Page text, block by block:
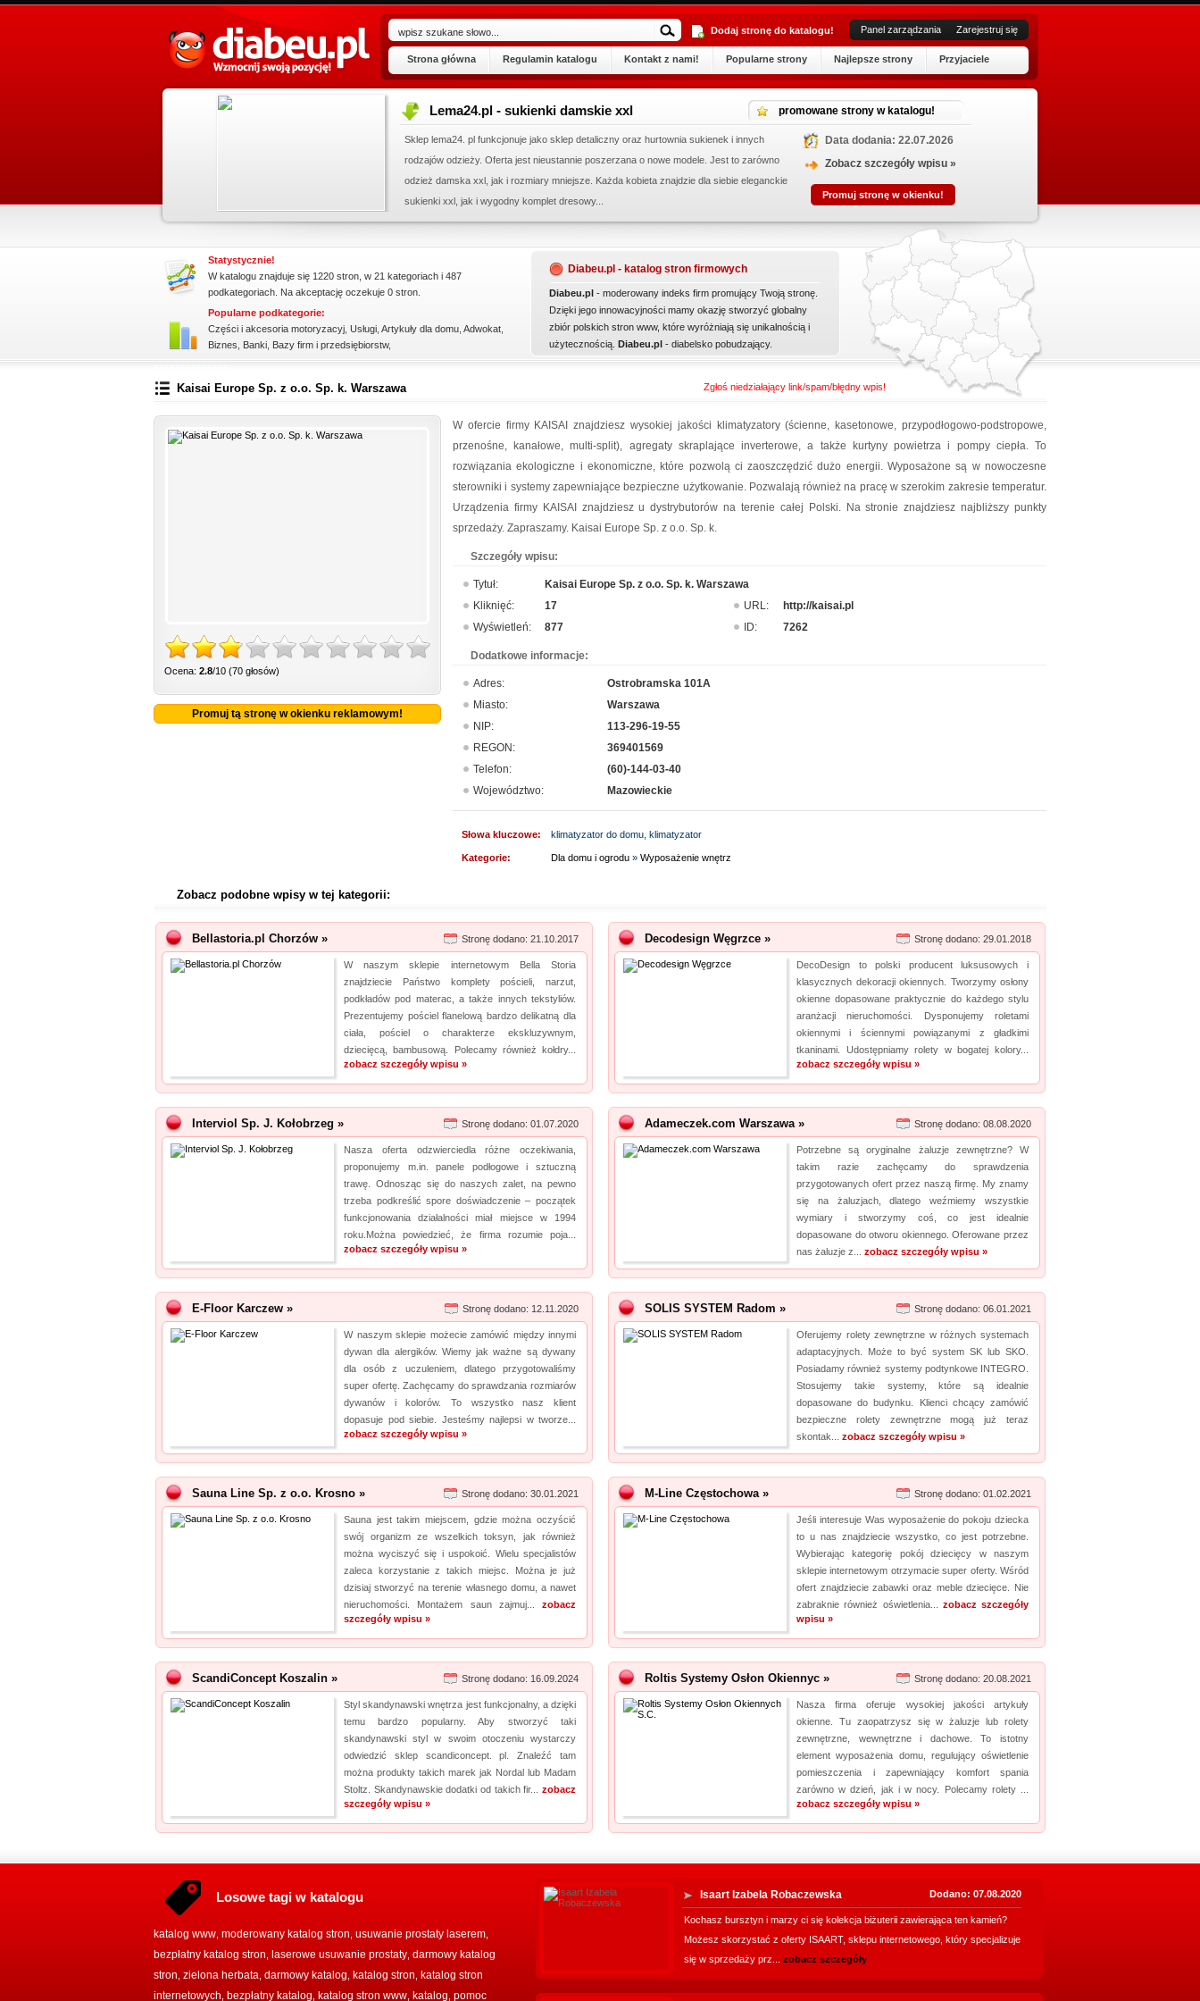
Dodaj stronę do katalogu! Panel zarządzania Zarejestruj się
Strona główna Regulamin katalogu Kontakt z nami! Popularne strony Najlepsze strony Przyjaciele
Lema24.pl - sukienki damskie xxl promowane strony w katalogu!
Sklep lema24. pl funkcjonuje jako sklep detaliczny oraz hurtownia sukienek i innych
rodzajów odzieży. Oferta jest nieustannie poszerzana o nowe modele. Jest to zarówno
odzież damska xxl, jak i rozmiary mniejsze. Każda kobieta znajdzie dla siebie eleganckie
sukienki xxl, jak i wygodny komplet dresowy...
Data dodania: 22.07.2026
Zobacz szczegóły wpisu »
Promuj stronę w okienku!
Diabeu.pl - katalog stron firmowych
Diabeu.pl - moderowany indeks firm promujący Twoją stronę.
Dzięki jego innowacyjności mamy okazję stworzyć globalny
zbiór polskich stron www, które wyróżniają się unikalnością i
użytecznością. Diabeu.pl - diabelsko pobudzający.
Statystycznie!
W katalogu znajduje się 1220 stron, w 21 kategoriach i 487
podkategoriach. Na akceptację oczekuje 0 stron.
Popularne podkategorie:
Części i akcesoria motoryzacyj Usługi Artykuły dla domu Adwokat
Biznes
Banki Bazy firm i przedsiębiorstw,
Kaisai Europe Sp. z o.o. Sp. k. Warszawa Zgłoś niedziałający link/spam/błędny wpis!
Ocena: 2.8/10 (70 głosów)
Promuj tą stronę w okienku reklamowym!
W ofercie firmy KAISAI znajdziesz wysokiej jakości klimatyzatory (ścienne, kasetonowe, przypodłogowo-podstropowe,
przenośne, kanałowe, multi-split), agregaty skraplające inverterowe, a także kurtyny powietrza i pompy ciepła. To
rozwiązania ekologiczne i ekonomiczne, które pozwolą ci zaoszczędzić dużo energii. Wyposażone są w nowoczesne
sterowniki i systemy zapewniające bezpieczne użytkowanie. Pozwalają również na pracę w szerokim zakresie temperatur.
Urządzenia firmy KAISAI znajdziesz u dystrybutorów na terenie całej Polski. Na stronie znajdziesz najbliższy punkty
sprzedaży. Zapraszamy. Kaisai Europe Sp. z o.o. Sp. k.
Szczegóły wpisu:
Tytuł:
Kaisai Europe Sp. z o.o. Sp. k. Warszawa
Kliknięć:
17 URL:
http://kaisai.pl
Wyświetleń:
877 ID: 7262
Dodatkowe informacje:
Adres:
Ostrobramska 101A
Miasto:
Warszawa
NIP:
113-296-19-55
REGON:
369401569
Telefon:
(60)-144-03-40
Województwo:
Mazowieckie
Słowa kluczowe: klimatyzator do domu, klimatyzator
Kategorie: Dla domu i ogrodu » Wyposażenie wnętrz
Zobacz podobne wpisy w tej kategorii:
Bellastoria.pl Chorzów » Stronę dodano: 21.10.2017
W naszym sklepie internetowym Bella Storia
znajdziecie Państwo komplety pościeli, narzut,
podkładów pod materac, a także innych tekstyliów.
Prezentujemy pościel flanelową bardzo delikatną dla
ciała, pościel o charakterze ekskluzywnym,
dziecięcą, bambusową. Polecamy również kołdry...
zobacz szczegóły wpisu »
Decodesign Węgrzce » Stronę dodano: 29.01.2018
DecoDesign to polski producent luksusowych i
klasycznych dekoracji okiennych. Tworzymy osłony
okienne dopasowane praktycznie do każdego stylu
aranżacji nieruchomości. Dysponujemy roletami
okiennymi i ściennymi powiązanymi z gładkimi
tkaninami. Udostępniamy rolety w bogatej kolory...
zobacz szczegóły wpisu »
Interviol Sp. J. Kołobrzeg » Stronę dodano: 01.07.2020
Nasza oferta odzwierciedla różne oczekiwania,
proponujemy m.in. panele podłogowe i sztuczną
trawę. Odnosząc się do naszych zalet, na pewno
trzeba podkreślić spore doświadczenie – początek
funkcjonowania działalności miał miejsce w 1994
roku.Można powiedzieć, że firma rozumie poja...
zobacz szczegóły wpisu »
Adameczek.com Warszawa » Stronę dodano: 08.08.2020
Potrzebne są oryginalne żaluzje zewnętrzne? W
takim razie zachęcamy do sprawdzenia
przygotowanych ofert przez naszą firmę. My znamy
się na żaluzjach, dlatego weźmiemy wszystkie
wymiary i stworzymy coś, co jest idealnie
dopasowane do otworu okiennego. Oferowane przez
nas żaluzje z... zobacz szczegóły wpisu »
E-Floor Karczew » Stronę dodano: 12.11.2020
W naszym sklepie możecie zamówić między innymi
dywan dla alergików. Wiemy jak ważne są dywany
dla osób z uczuleniem, dlatego przygotowaliśmy
super ofertę. Zachęcamy do sprawdzania rozmiarów
dywanów i kolorów. To wszystko nasz klient
dopasuje pod siebie. Jesteśmy najlepsi w tworze...
zobacz szczegóły wpisu »
SOLIS SYSTEM Radom » Stronę dodano: 06.01.2021
Oferujemy rolety zewnętrzne w różnych systemach
adaptacyjnych. Może to być system SK lub SKO.
Posiadamy również systemy podtynkowe INTEGRO.
Stosujemy takie systemy, które są idealnie
dopasowane do budynku. Klienci chcący zamówić
bezpieczne rolety zewnętrzne mogą już teraz
skontak... zobacz szczegóły wpisu »
Sauna Line Sp. z o.o. Krosno » Stronę dodano: 30.01.2021
Sauna jest takim miejscem, gdzie można oczyścić
swój organizm ze wszelkich toksyn, jak również
można wyciszyć się i uspokoić. Wielu specjalistów
zaleca korzystanie z takich miejsc. Można je już
dzisiaj stworzyć na terenie własnego domu, a nawet
nieruchomości. Montażem saun zajmuj... zobacz
szczegóły wpisu »
M-Line Częstochowa » Stronę dodano: 01.02.2021
Jeśli interesuje Was wyposażenie do pokoju dziecka
to u nas znajdziecie wszystko, co jest potrzebne.
Wybierając kategorię pokój dziecięcy w naszym
sklepie internetowym otrzymacie super oferty. Wśród
ofert znajdziecie zabawki oraz meble dziecięce. Nie
zabraknie również oświetlenia... zobacz szczegóły
wpisu »
ScandiConcept Koszalin » Stronę dodano: 16.09.2024
Styl skandynawski wnętrza jest funkcjonalny, a dzięki
temu bardzo popularny. Aby stworzyć taki
skandynawski styl w swoim otoczeniu wystarczy
odwiedzić sklep scandiconcept. pl. Znaleźć tam
można produkty takich marek jak Nordal lub Madam
Stoltz. Skandynawskie dodatki od takich fir... zobacz
szczegóły wpisu »
Roltis Systemy Osłon Okiennyc » Stronę dodano: 20.08.2021
Nasza firma oferuje wysokiej jakości artykuły
okienne. Tu zaopatrzysz się w żaluzje lub rolety
zewnętrzne, wewnętrzne i dachowe. To istotny
element wyposażenia domu, regulujący oświetlenie
pomieszczenia i zapewniający komfort spania
zarówno w dzień, jak i w nocy. Polecamy rolety ...
zobacz szczegóły wpisu »
Losowe tagi w katalogu
katalog www moderowany katalog stron usuwanie prostaty laserem
bezpłatny katalog stron laserowe usuwanie prostaty darmowy katalog
stron zielona herbata darmowy katalog katalog stron katalog stron
internetowych bezpłatny katalog katalog stron www katalog pomoc
Isaart Izabela Robaczewska Dodano: 07.08.2020
Kochasz bursztyn i marzy ci się kolekcja biżuterii zawierająca ten kamień?
Możesz skorzystać z oferty ISAART, sklepu internetowego, który specjalizuje
się w sprzedaży prz... zobacz szczegóły